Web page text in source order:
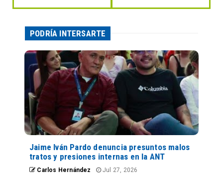
PODRÍA INTERSARTE
Jaime Iván Pardo denuncia presuntos malos
tratos y presiones internas en la ANT
Carlos Hernández Jul 27, 2026